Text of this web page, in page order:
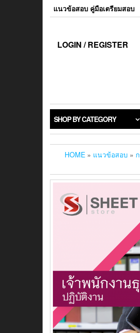
แนวข้อสอบ คู่มือเตรียมสอบ
LOGIN / REGISTER
SHOP BY CATEGORY
HOME » แนวข้อสอบ »